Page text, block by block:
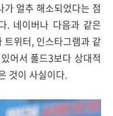
얼추 해소되었다는 점
. 네이버나 다음과 같은
위터, 인스타그램과 같
어서 폴드3보다 상대적
것이 사실이다.